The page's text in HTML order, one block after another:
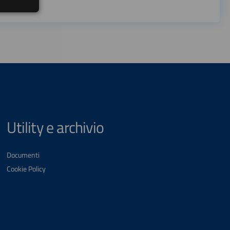
Utility e archivio
Documenti
Cookie Policy